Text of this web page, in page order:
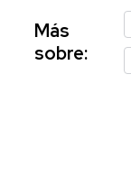
Más
sobre: